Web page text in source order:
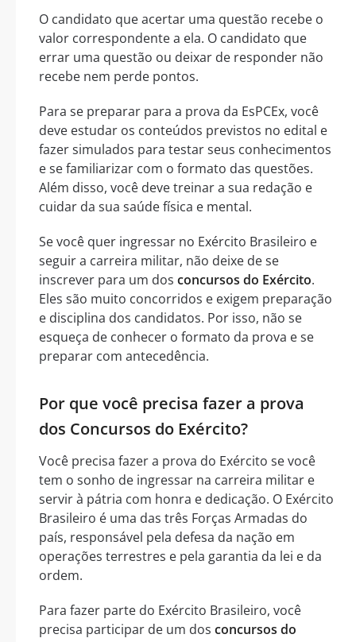
O candidato que acertar uma questão recebe o
valor correspondente a ela. O candidato que
errar uma questão ou deixar de responder não
recebe nem perde pontos.
Para se preparar para a prova da EsPCEx, você
deve estudar os conteúdos previstos no edital e
fazer simulados para testar seus conhecimentos
e se familiarizar com o formato das questões.
Além disso, você deve treinar a sua redação e
cuidar da sua saúde física e mental.
Se você quer ingressar no Exército Brasileiro e
seguir a carreira militar, não deixe de se
inscrever para um dos concursos do Exército.
Eles são muito concorridos e exigem preparação
e disciplina dos candidatos. Por isso, não se
esqueça de conhecer o formato da prova e se
preparar com antecedência.
Por que você precisa fazer a prova
dos Concursos do Exército?
Você precisa fazer a prova do Exército se você
tem o sonho de ingressar na carreira militar e
servir à pátria com honra e dedicação. O Exército
Brasileiro é uma das três Forças Armadas do
país, responsável pela defesa da nação em
operações terrestres e pela garantia da lei e da
ordem.
Para fazer parte do Exército Brasileiro, você
precisa participar de um dos concursos do